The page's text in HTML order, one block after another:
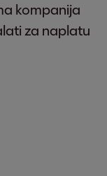
kompanija
za naplatu